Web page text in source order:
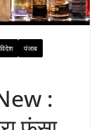
पंजाब
: